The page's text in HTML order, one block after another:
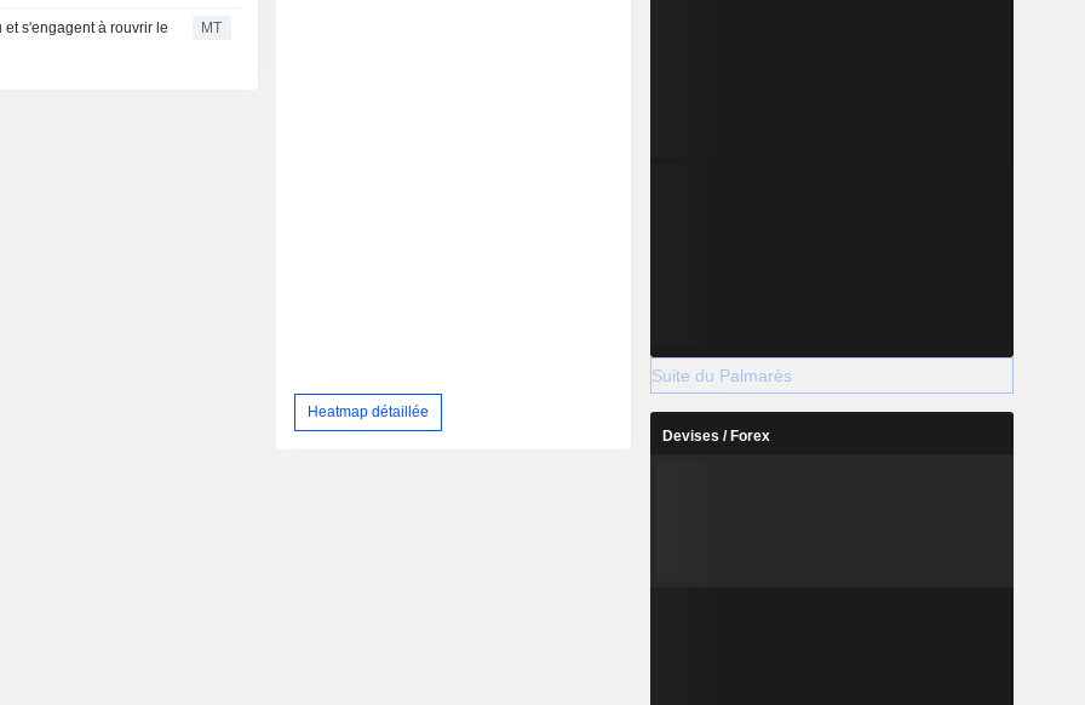
et s'engagent à rouvrir le
MT
Heatmap détaillée
Suite du Palmarès
Devises / Forex